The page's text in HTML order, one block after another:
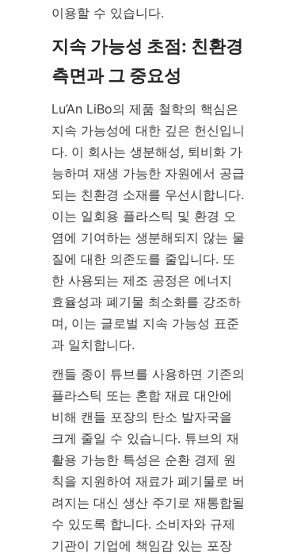
이용할 수 있습니다.
지속 가능성 초점: 친환경
Lu’An LiBo의 제품 철학의 핵심은
지속 가능성에 대한 깊은 헌신입니
다. 이 회사는 생분해성, 퇴비화 가
능하며 재생 가능한 자원에서 공급
되는 친환경 소재를 우선시합니다.
이는 일회용 플라스틱 및 환경 오
염에 기여하는 생분해되지 않는 물
질에 대한 의존도를 줄입니다. 또
한 사용되는 제조 공정은 에너지
효율성과 폐기물 최소화를 강조하
며, 이는 글로벌 지속 가능성 표준
과 일치합니다.
캔들 종이 튜브를 사용하면 기존의
플라스틱 또는 혼합 재료 대안에
비해 캔들 포장의 탄소 발자국을
크게 줄일 수 있습니다. 튜브의 재
활용 가능한 특성은 순환 경제 원
칙을 지원하여 재료가 폐기물로 버
려지는 대신 생산 주기로 재통합될
수 있도록 합니다. 소비자와 규제
기관이 기업에 책임감 있는 포장